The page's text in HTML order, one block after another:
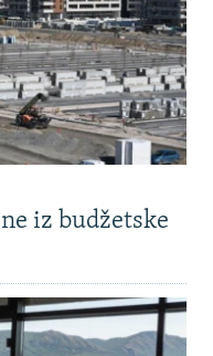
iz budžetske